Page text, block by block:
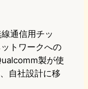
通信用チッ
トワークへの
製が使
自社設計に移